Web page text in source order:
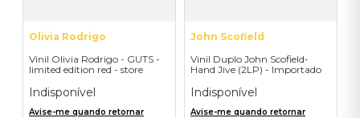
Olivia Rodrigo
Vinil Olivia Rodrigo - GUTS -
limited edition red - store
Indisponível
Avise-me quando retornar
John Scofield
Vinil Duplo John Scofield-
Hand Jive (2LP) - Importado
Indisponível
Avise-me quando retornar